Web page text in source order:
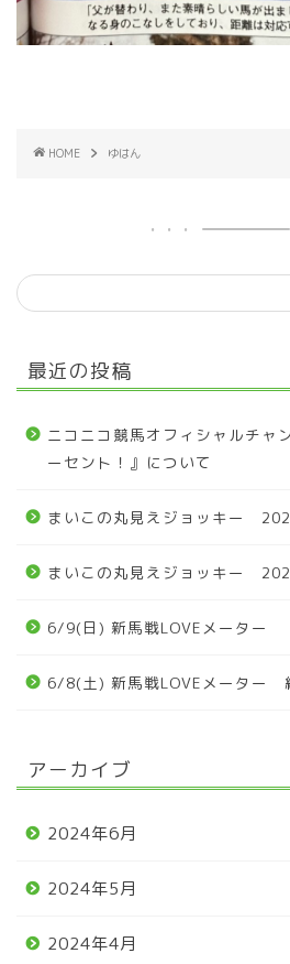
HOME ゆはん
最近の投稿
ニコニコ競馬オフィシャルチャ
ーセント！』について
まいこの丸見えジョッキー
まいこの丸見えジョッキー
6/9(日) 新馬戦LOVEメーター
6/8(土) 新馬戦LOVEメーター
アーカイブ
2024年6月
2024年5月
2024年4月